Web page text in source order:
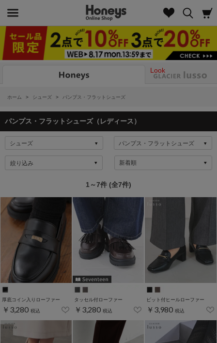
Look
ホーム > シューズ > パンプス・フラットシューズ
パンプス・フラットシューズ（レディース）
絞り込み
1～7件 (全7件)
厚底コイン入りローファー
￥3,280 税込
タッセル付ローファー
￥3,280 税込
ビット付ヒールローファー
￥3,980 税込